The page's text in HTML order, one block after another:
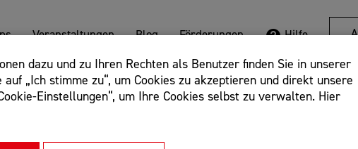
dazu und zu Ihren Rechten als Benutzer finden Sie in unserer
„Ich stimme zu“, um Cookies zu akzeptieren und direkt unsere
Einstellungen“, um Ihre Cookies selbst zu verwalten. Hier
Veranstaltungen Blog Förderungen Hilfe
Begriff ausschließen: -webshop,
Detailsuche